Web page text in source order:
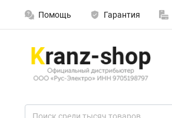
Помощь Гарантия